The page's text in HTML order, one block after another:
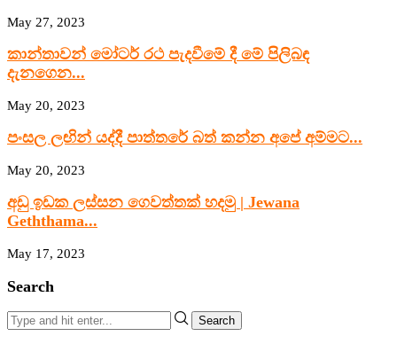
May 27, 2023
කාන්තාවන් මෝටර් රථ පැදවීමේ දී මේ පිලිබඳ
දැනගෙන...
May 20, 2023
පංසල ලඟින් යද්දී පාත්තරේ බත් කන්න අපේ අම්මට...
May 20, 2023
අඩු ඉඩක ලස්සන ගෙවත්තක් හදමු | Jewana
Geththama...
May 17, 2023
Search
Search